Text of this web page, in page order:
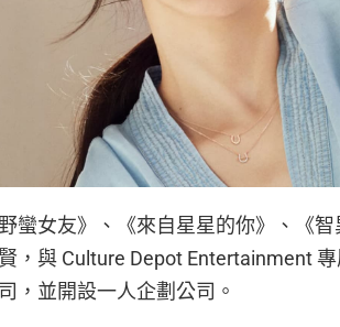
蠻女友》、《來自星星的你》、《
，與 Culture Depot Entertainment
，並開設一人企劃公司。